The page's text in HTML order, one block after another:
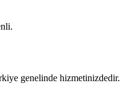
genelinde hizmetinizdedir.